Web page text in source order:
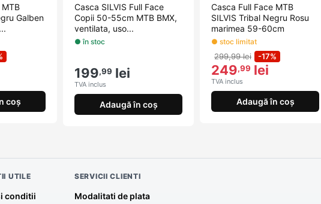
Galben
coș
Casca SILVIS Full Face
Copii 50-55cm MTB BMX,
ventilata, uso...
● în stoc
199,99 lei
TVA inclus
Adaugă în coș
Casca Full Face MTB
SILVIS Tribal Negru Rosu
marimea 59-60cm
● stoc limitat
299,99 lei -17%
249,99 lei
TVA inclus
Adaugă în coș
UTILE
conditii
SERVICII CLIENTI
Modalitati de plata